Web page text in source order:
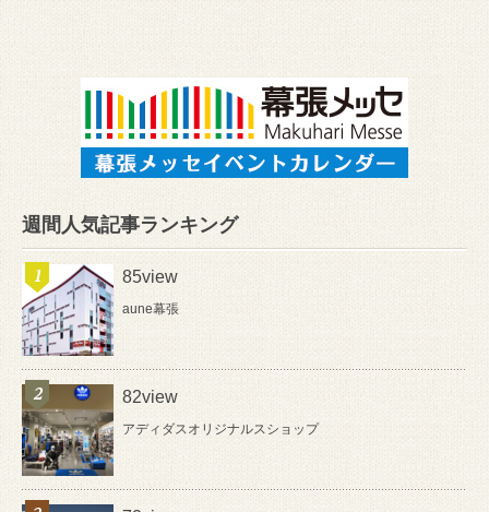
週間人気記事ランキング
85view
aune幕張
82view
アディダスオリジナルスショップ